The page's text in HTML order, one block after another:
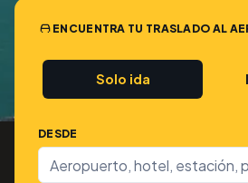
ENCUENTRA TU TRASLADO AL
Solo ida
DESDE